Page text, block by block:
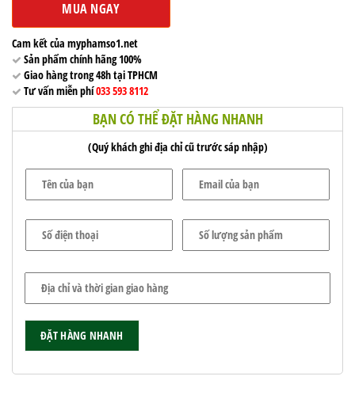
MUA NGAY
Cam kết của myphamso1.net
Sản phẩm chính hãng 100%
Giao hàng trong 48h tại TPHCM
Tư vấn miễn phí033 593 8112
BẠN CÓ THỂ ĐẶT HÀNG NHANH
(Quý khách ghi địa chỉ cũ trước sáp nhập)